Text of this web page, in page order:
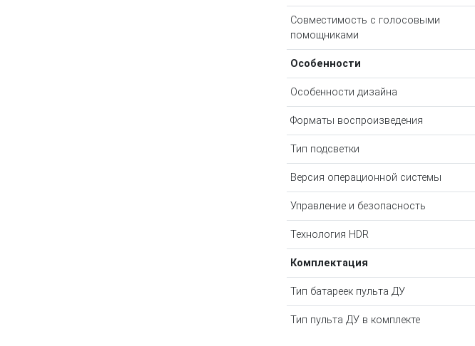
Совместимость с голосовыми
помощниками
Особенности
Особенности дизайна
Форматы воспроизведения
Тип подсветки
Версия операционной системы
Управление и безопасность
Технология HDR
Комплектация
Тип батареек пульта ДУ
Тип пульта ДУ в комплекте